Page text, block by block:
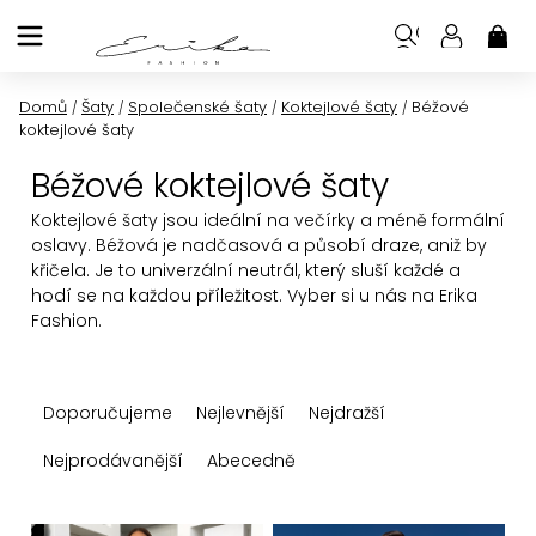
na
Domů / Šaty / Společenské šaty / Koktejlové šaty / Béžové
koktejlové šaty
Béžové koktejlové šaty
Koktejlové šaty jsou ideální na večírky a méně formální
oslavy. Béžová je nadčasová a působí draze, aniž by
křičela. Je to univerzální neutrál, který sluší každé a
hodí se na každou příležitost. Vyber si u nás na Erika
Fashion.
aDoporučujeme Nejlevnější
Nejdražší
Nejprodávanější
Abecedně